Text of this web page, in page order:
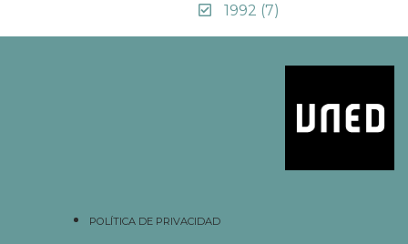
1992 (7)
POLÍTICA DE PRIVACIDAD